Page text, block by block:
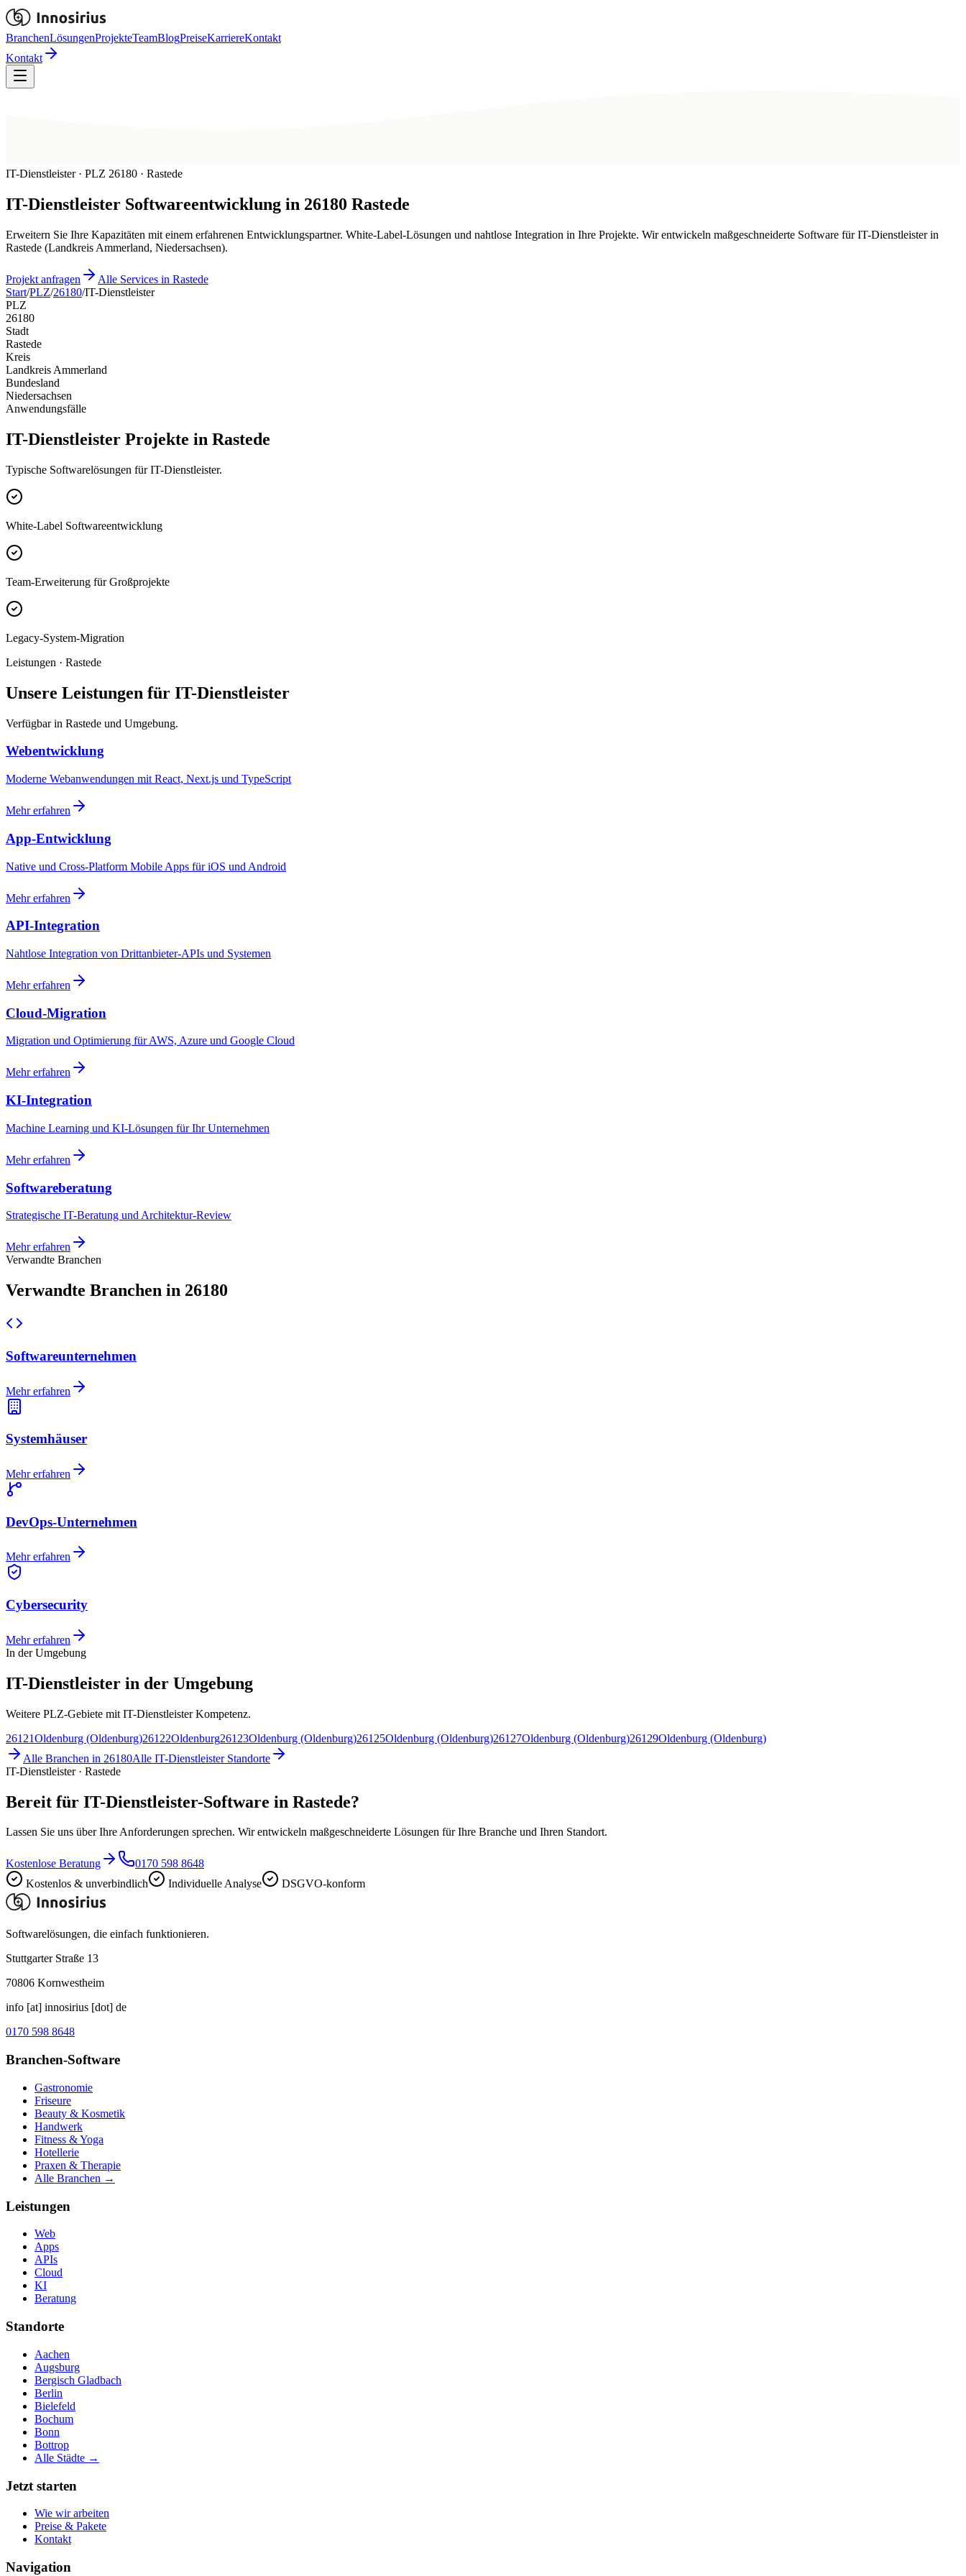
BranchenLösungenProjekteTeamBlogPreiseKarriereKontakt
Kontakt
IT-Dienstleister · PLZ 26180 · Rastede
IT-Dienstleister Softwareentwicklung in 26180 Rastede
Erweitern Sie Ihre Kapazitäten mit einem erfahrenen Entwicklungspartner. White-Label-Lösungen und nahtlose Integration in Ihre Projekte. Wir entwickeln maßgeschneiderte Software für IT-Dienstleister in
Rastede (Landkreis Ammerland, Niedersachsen).
Projekt anfragen
Alle Services in Rastede
Start/PLZ/26180/IT-Dienstleister
PLZ
26180
Stadt
Rastede
Kreis
Landkreis Ammerland
Bundesland
Niedersachsen
Anwendungsfälle
IT-Dienstleister Projekte in Rastede
Typische Softwarelösungen für IT-Dienstleister.
White-Label Softwareentwicklung
Team-Erweiterung für Großprojekte
Legacy-System-Migration
Leistungen · Rastede
Unsere Leistungen für IT-Dienstleister
Verfügbar in Rastede und Umgebung.
Webentwicklung
Moderne Webanwendungen mit React, Next.js und TypeScript
Mehr erfahren
App-Entwicklung
Native und Cross-Platform Mobile Apps für iOS und Android
Mehr erfahren
API-Integration
Nahtlose Integration von Drittanbieter-APIs und Systemen
Mehr erfahren
Cloud-Migration
Migration und Optimierung für AWS, Azure und Google Cloud
Mehr erfahren
KI-Integration
Machine Learning und KI-Lösungen für Ihr Unternehmen
Mehr erfahren
Softwareberatung
Strategische IT-Beratung und Architektur-Review
Mehr erfahren
Verwandte Branchen
Verwandte Branchen in 26180
Softwareunternehmen
Mehr erfahren
Systemhäuser
Mehr erfahren
DevOps-Unternehmen
Mehr erfahren
Cybersecurity
Mehr erfahren
In der Umgebung
IT-Dienstleister in der Umgebung
Weitere PLZ-Gebiete mit IT-Dienstleister Kompetenz.
26121Oldenburg (Oldenburg)26122Oldenburg26123Oldenburg (Oldenburg)26125Oldenburg (Oldenburg)26127Oldenburg (Oldenburg)26129Oldenburg (Oldenburg)
Alle Branchen in 26180Alle IT-DienstleisterStandorte
IT-Dienstleister · Rastede
Bereit für IT-Dienstleister-Software in Rastede?
Lassen Sie uns über Ihre Anforderungen sprechen. Wir entwickeln maßgeschneiderte Lösungen für Ihre Branche und Ihren Standort.
Kostenlose Beratung
0170 598 8648
Kostenlos & unverbindlich
Individuelle Analyse DSGVO-konform
Softwarelösungen, die einfach funktionieren.
Stuttgarter Straße 13
70806 Kornwestheim
info [at] innosirius [dot] de
0170 598 8648
Branchen-Software
Gastronomie
Friseure
Beauty & Kosmetik
Handwerk
Fitness & Yoga
Hotellerie
Praxen & Therapie
Alle Branchen →
Leistungen
Web
Apps
APIs
Cloud
KI
Beratung
Standorte
Aachen
Augsburg
Bergisch Gladbach
Berlin
Bielefeld
Bochum
Bonn
Bottrop
Alle Städte →
Jetzt starten
Wie wir arbeiten
Preise & Pakete
Kontakt
Navigation